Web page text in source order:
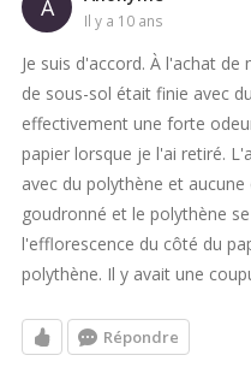
A il y a 10 ans
Je suis d'accord. À l'achat
de sous-sol était finie avec
effectivement une forte
papier lorsque je l'ai retiré.
avec du polythène et
goudronné et le polythène
l'efflorescence du côté du
polythène. Il y avait une
Répondre